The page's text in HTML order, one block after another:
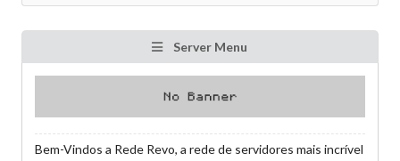
Server Menu
Bem-Vindos a Rede Revo, a rede de servidores mais incrível